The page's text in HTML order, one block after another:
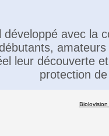
avec la
leur découverte
protection
Biolovision